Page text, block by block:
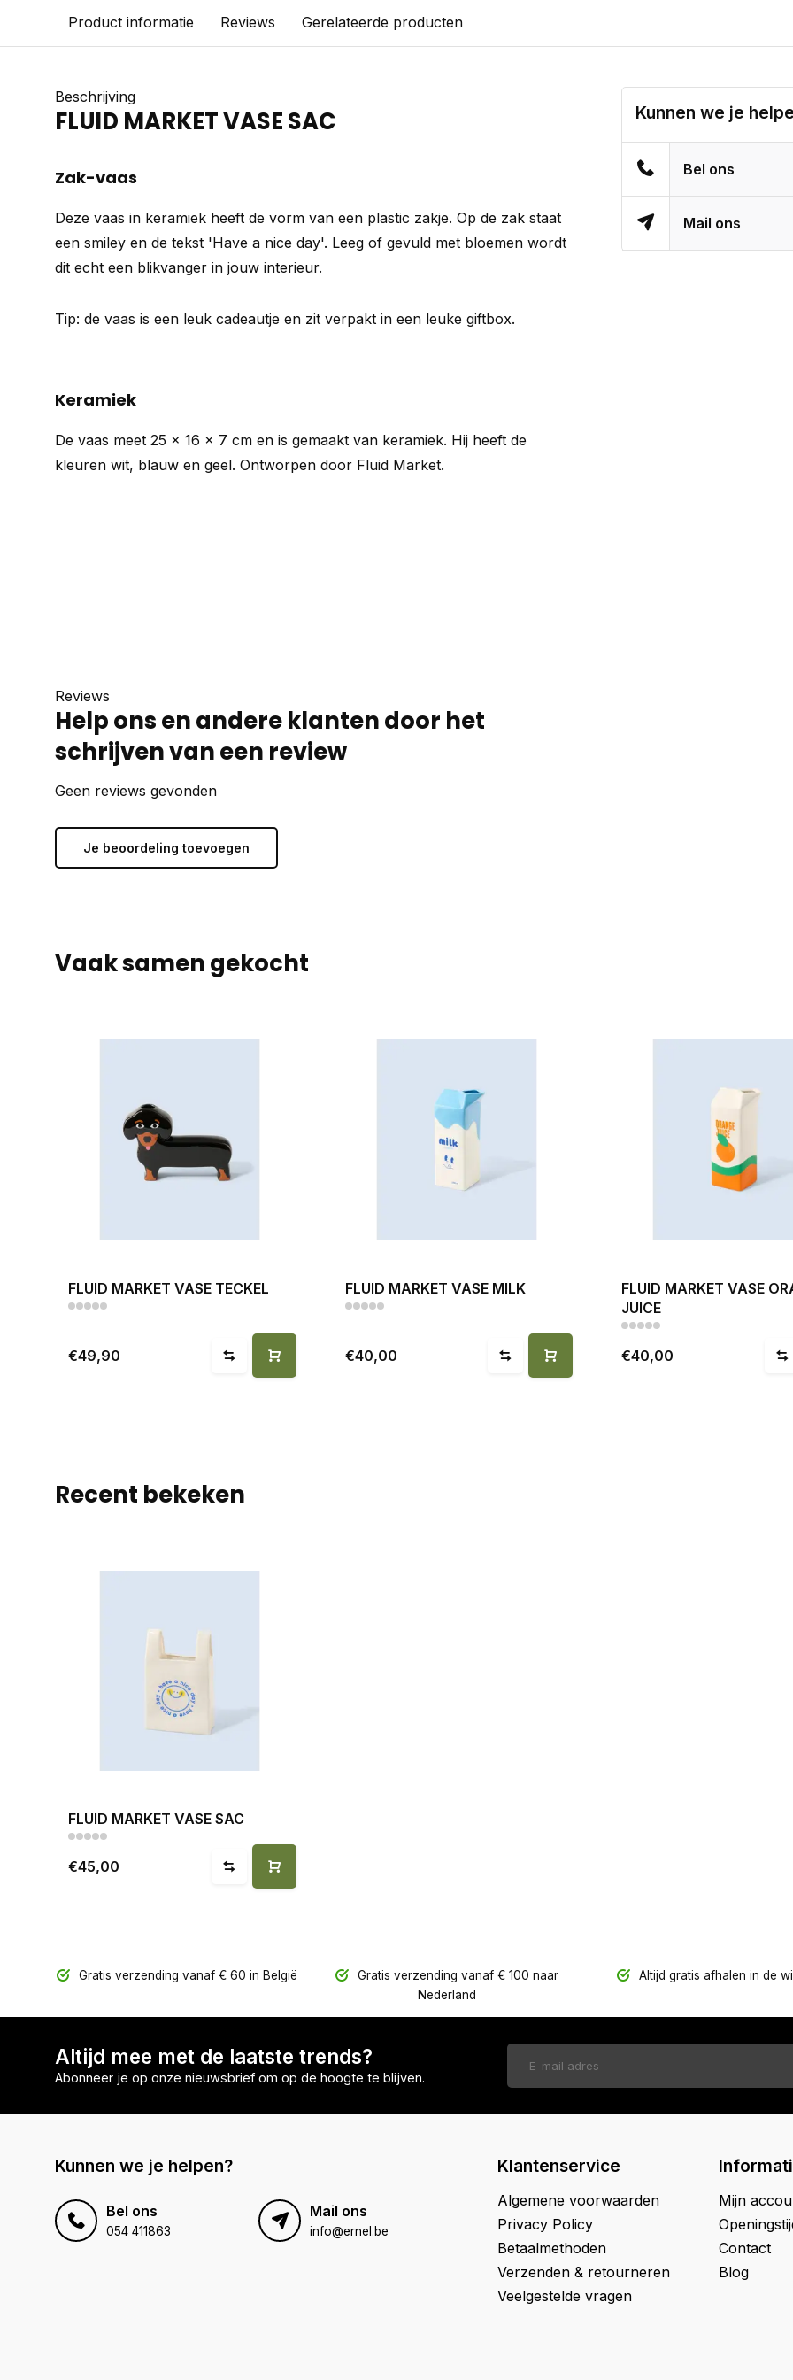
Product informatie Reviews Gerelateerde producten
Beschrijving
FLUID MARKET VASE SAC
Zak-vaas
Deze vaas in keramiek heeft de vorm van een plastic zakje. Op de zak staat
een smiley en de tekst 'Have a nice day'. Leeg of gevuld met bloemen wordt
dit echt een blikvanger in jouw interieur.
Tip: de vaas is een leuk cadeautje en zit verpakt in een leuke giftbox.
Keramiek
De vaas meet 25 x 16 x 7 cm en is gemaakt van keramiek. Hij heeft de
kleuren wit, blauw en geel. Ontworpen door Fluid Market.
Kunnen we je
Bel ons
Mail ons
Reviews
Help ons en andere klanten door het
schrijven van een review
Geen reviews gevonden
Je beoordeling toevoegen
Vaak samen gekocht
FLUID MARKET VASE TECKEL
€49,90
FLUID MARKET VASE MILK
€40,00
FLUID MARKET VASE
JUICE
€40,00
Recent bekeken
FLUID MARKET VASE SAC
€45,00
Gratis verzending vanaf € 60 in België
Gratis verzending vanaf € 100 naar
Nederland
Altijd gratis afhalen in de
Altijd mee met de laatste trends?
Abonneer je op onze nieuwsbrief om op de hoogte te blijven.
Kunnen we je helpen?
Bel ons
054 411863
Mail ons
info@ernel.be
Klantenservice
Algemene voorwaarden
Privacy Policy
Betaalmethoden
Verzenden & retourneren
Veelgestelde vragen
Mijn
Contact
Blog